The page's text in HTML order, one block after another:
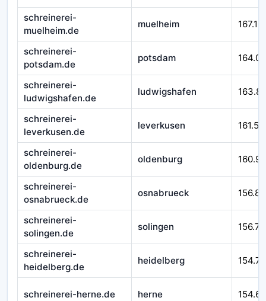
schreinerei-
muelheim.de
muelheim
schreinerei-
potsdam.de
potsdam
schreinerei-
ludwigshafen.de
ludwigshafen
schreinerei-
leverkusen.de
leverkusen
schreinerei-
oldenburg.de
oldenburg
schreinerei-
osnabrueck.de
osnabrueck
schreinerei-
solingen.de
solingen
schreinerei-
heidelberg.de
heidelberg
schreinerei-herne.de herne